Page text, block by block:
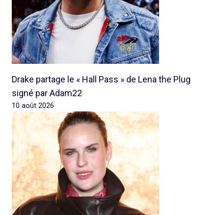
Drake partage le « Hall Pass » de Lena the Plug
signé par Adam22
10 août 2026